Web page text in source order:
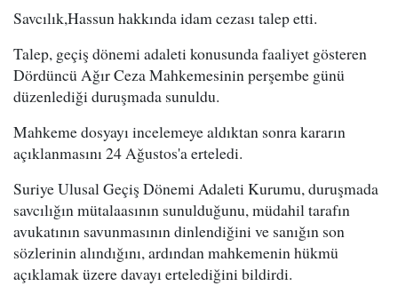
Savcılık,Hassun hakkında idam cezası talep etti.
Talep, geçiş dönemi adaleti konusunda faaliyet gösteren
Dördüncü Ağır Ceza Mahkemesinin perşembe günü
düzenlediği duruşmada sunuldu.
Mahkeme dosyayı incelemeye aldıktan sonra kararın
açıklanmasını 24 Ağustos'a erteledi.
Suriye Ulusal Geçiş Dönemi Adaleti Kurumu, duruşmada
savcılığın mütalaasının sunulduğunu, müdahil tarafın
avukatının savunmasının dinlendiğini ve sanığın son
sözlerinin alındığını, ardından mahkemenin hükmü
açıklamak üzere davayı ertelediğini bildirdi.